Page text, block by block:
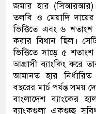
জমার হার
তলবি ও মেয়াদি
ভিত্তিতে এবং ৬
করার বিধান ছিল।
ভিত্তিতে সাড়ে ৫
আগ্রাসী ব্যাংকিং করে
আমানত হার
বছরের মার্চ পর্যন্ত সময়
বাংলাদেশ ব্যাংকের
ব্যাংকগুলা একগুচ্ছ